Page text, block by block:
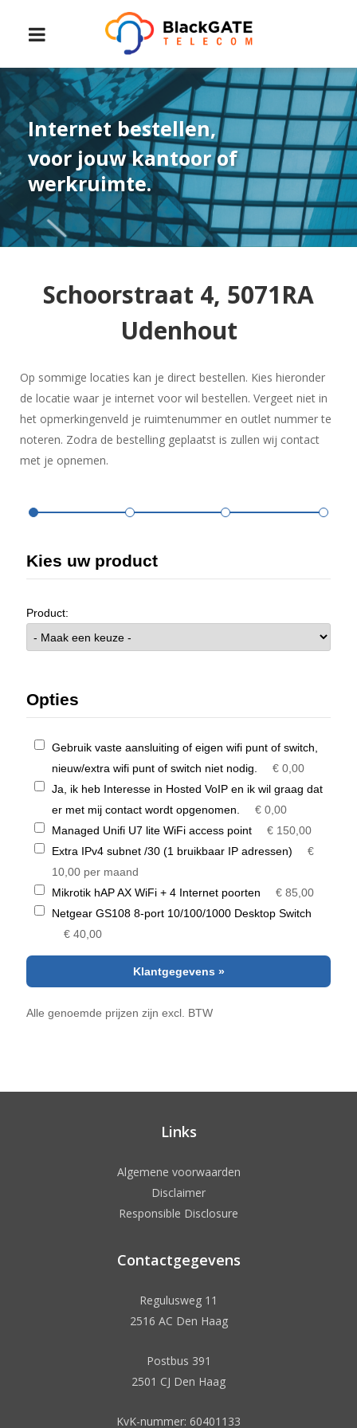
Internet bestellen,
voor jouw kantoor of
werkruimte.
Schoorstraat 4, 5071RA
Udenhout
Op sommige locaties kan je direct bestellen. Kies hieronder
de locatie waar je internet voor wil bestellen. Vergeet niet in
het opmerkingenveld je ruimtenummer en outlet nummer te
noteren. Zodra de bestelling geplaatst is zullen wij contact
met je opnemen.
Links
Algemene voorwaarden
Disclaimer
Responsible Disclosure
Contactgegevens
Regulusweg 11
2516 AC Den Haag
Postbus 391
2501 CJ Den Haag
KvK-nummer: 60401133